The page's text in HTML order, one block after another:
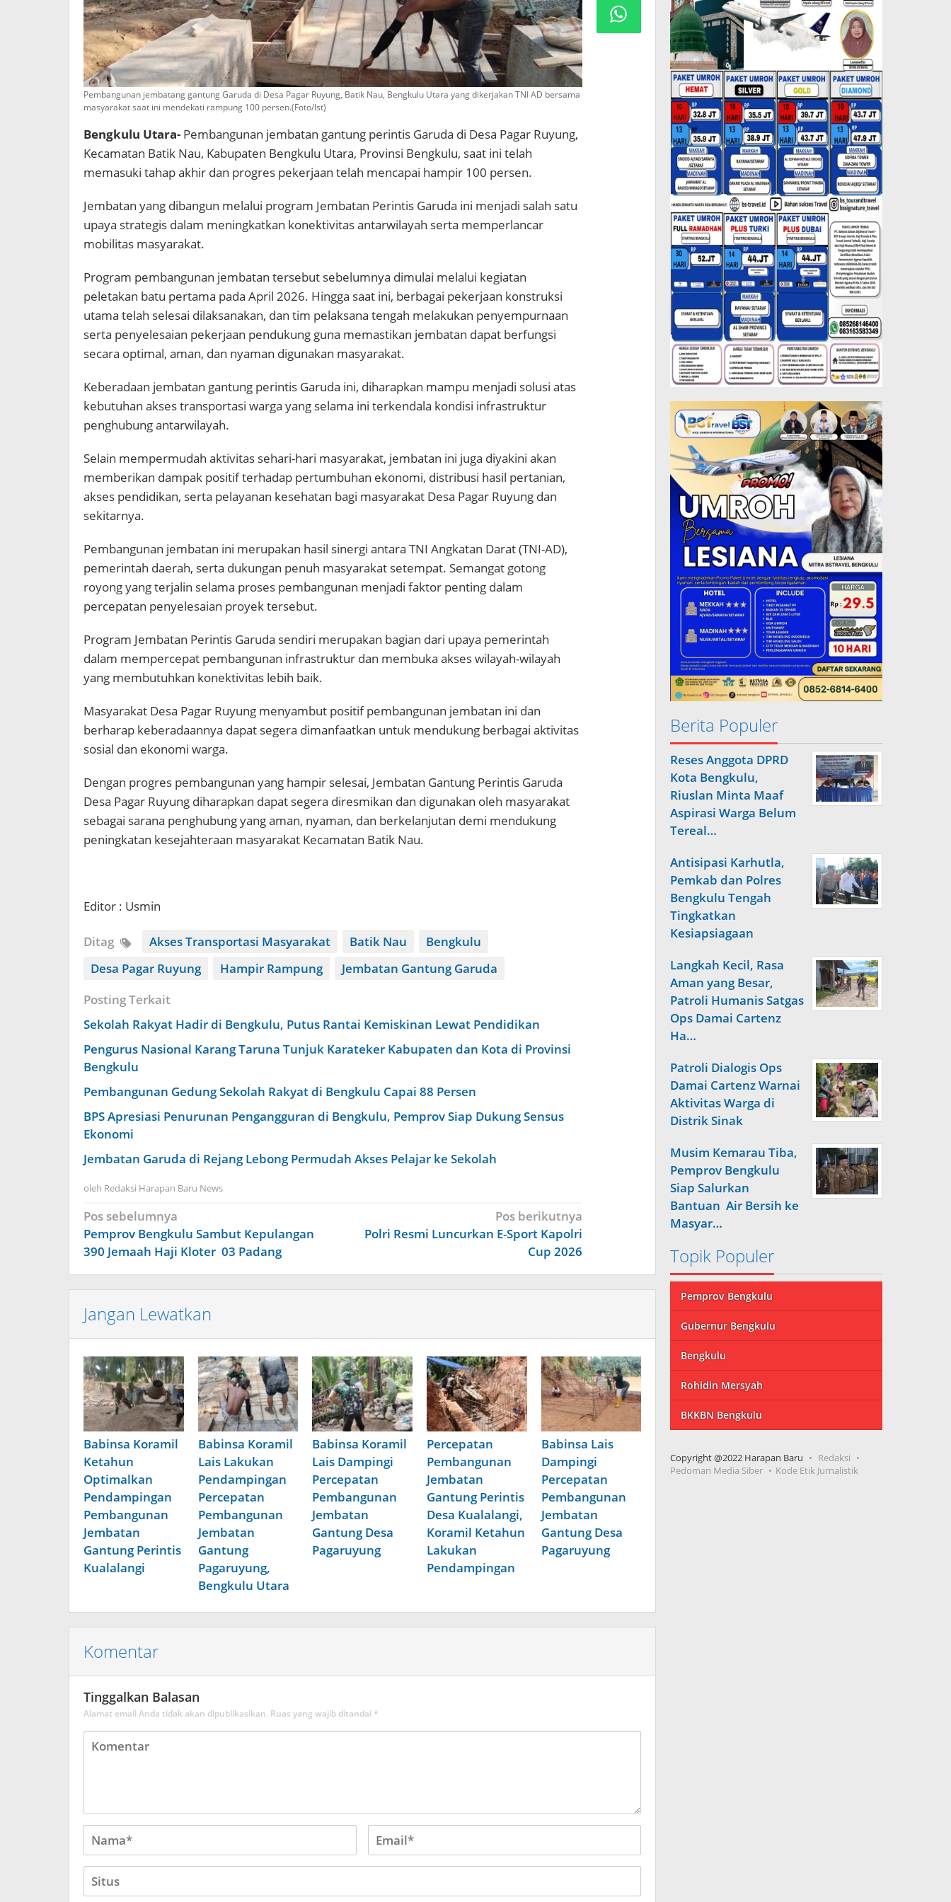
Pembangunan jembatang gantung Garuda di Desa Pagar Ruyung, Batik Nau, Bengkulu Utara yang dikerjakan TNI AD bersama
masyarakat saat ini mendekati rampung 100 persen.(Foto/Ist)
Bengkulu Utara- Pembangunan jembatan gantung perintis Garuda di Desa Pagar Ruyung,
Kecamatan Batik Nau, Kabupaten Bengkulu Utara, Provinsi Bengkulu, saat ini telah
memasuki tahap akhir dan progres pekerjaan telah mencapai hampir 100 persen.
Jembatan yang dibangun melalui program Jembatan Perintis Garuda ini menjadi salah satu
upaya strategis dalam meningkatkan konektivitas antarwilayah serta memperlancar
mobilitas masyarakat.
Program pembangunan jembatan tersebut sebelumnya dimulai melalui kegiatan
peletakan batu pertama pada April 2026. Hingga saat ini, berbagai pekerjaan konstruksi
utama telah selesai dilaksanakan, dan tim pelaksana tengah melakukan penyempurnaan
serta penyelesaian pekerjaan pendukung guna memastikan jembatan dapat berfungsi
secara optimal, aman, dan nyaman digunakan masyarakat.
Keberadaan jembatan gantung perintis Garuda ini, diharapkan mampu menjadi solusi atas
kebutuhan akses transportasi warga yang selama ini terkendala kondisi infrastruktur
penghubung antarwilayah.
Selain mempermudah aktivitas sehari-hari masyarakat, jembatan ini juga diyakini akan
memberikan dampak positif terhadap pertumbuhan ekonomi, distribusi hasil pertanian,
akses pendidikan, serta pelayanan kesehatan bagi masyarakat Desa Pagar Ruyung dan
sekitarnya.
Pembangunan jembatan ini merupakan hasil sinergi antara TNI Angkatan Darat (TNI-AD),
pemerintah daerah, serta dukungan penuh masyarakat setempat. Semangat gotong
royong yang terjalin selama proses pembangunan menjadi faktor penting dalam
percepatan penyelesaian proyek tersebut.
Program Jembatan Perintis Garuda sendiri merupakan bagian dari upaya pemerintah
dalam mempercepat pembangunan infrastruktur dan membuka akses wilayah-wilayah
yang membutuhkan konektivitas lebih baik.
Masyarakat Desa Pagar Ruyung menyambut positif pembangunan jembatan ini dan
berharap keberadaannya dapat segera dimanfaatkan untuk mendukung berbagai aktivitas
sosial dan ekonomi warga.
Dengan progres pembangunan yang hampir selesai, Jembatan Gantung Perintis Garuda
Desa Pagar Ruyung diharapkan dapat segera diresmikan dan digunakan oleh masyarakat
sebagai sarana penghubung yang aman, nyaman, dan berkelanjutan demi mendukung
peningkatan kesejahteraan masyarakat Kecamatan Batik Nau.
Editor : Usmin
Ditag Akses Transportasi Masyarakat Batik Nau
Bengkulu
Desa Pagar Ruyung
Hampir Rampung
Jembatan Gantung Garuda
Posting Terkait
Sekolah Rakyat Hadir di Bengkulu, Putus Rantai Kemiskinan Lewat Pendidikan
Pengurus Nasional Karang Taruna Tunjuk Karateker Kabupaten dan Kota di Provinsi
Bengkulu
Pembangunan Gedung Sekolah Rakyat di Bengkulu Capai 88 Persen
BPS Apresiasi Penurunan Pengangguran di Bengkulu, Pemprov Siap Dukung Sensus
Ekonomi
Jembatan Garuda di Rejang Lebong Permudah Akses Pelajar ke Sekolah
oleh Redaksi Harapan Baru News
Navigasi
pos
Pos sebelumnya
Pemprov Bengkulu Sambut Kepulangan
390 Jemaah Haji Kloter 03 Padang
Pos berikutnya
Polri Resmi Luncurkan E-Sport Kapolri
Cup 2026
Jangan Lewatkan
Babinsa Koramil
Ketahun
Optimalkan
Pendampingan
Pembangunan
Jembatan
Gantung Perintis
Kualalangi
Babinsa Koramil
Lais Lakukan
Pendampingan
Percepatan
Pembangunan
Jembatan
Gantung
Pagaruyung,
Bengkulu Utara
Babinsa Koramil
Lais Dampingi
Percepatan
Pembangunan
Jembatan
Gantung Desa
Pagaruyung
Percepatan
Pembangunan
Jembatan
Gantung Perintis
Desa Kualalangi,
Koramil Ketahun
Lakukan
Pendampingan
Babinsa Lais
Dampingi
Percepatan
Pembangunan
Jembatan
Gantung Desa
Pagaruyung
Komentar
Tinggalkan Balasan
Alamat email Anda tidak akan dipublikasikan. Ruas yang wajib ditandai *
Berita Populer
Reses Anggota DPRD
Kota Bengkulu,
Riuslan Minta Maaf
Aspirasi Warga Belum
Tereal…
Antisipasi Karhutla,
Pemkab dan Polres
Bengkulu Tengah
Tingkatkan
Kesiapsiagaan
Langkah Kecil, Rasa
Aman yang Besar,
Patroli Humanis Satgas
Ops Damai Cartenz
Ha…
Patroli Dialogis Ops
Damai Cartenz Warnai
Aktivitas Warga di
Distrik Sinak
Musim Kemarau Tiba,
Pemprov Bengkulu
Siap Salurkan
Bantuan Air Bersih ke
Masyar…
Topik Populer
Pemprov Bengkulu
Gubernur Bengkulu
Bengkulu
Rohidin Mersyah
BKKBN Bengkulu
Copyright @2022 Harapan Baru
Redaksi
Pedoman Media Siber
Kode Etik Jurnalistik